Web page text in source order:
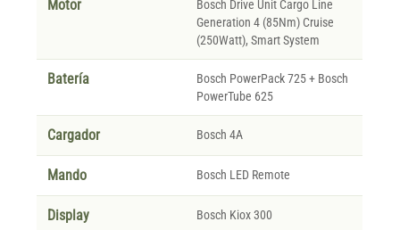
Motor
Bosch Drive Unit Cargo Line
Generation 4 (85Nm) Cruise
(250Watt), Smart System
Batería
Bosch PowerPack 725 + Bosch
PowerTube 625
Cargador Bosch 4A
Mando Bosch LED Remote
Display Bosch Kiox 300